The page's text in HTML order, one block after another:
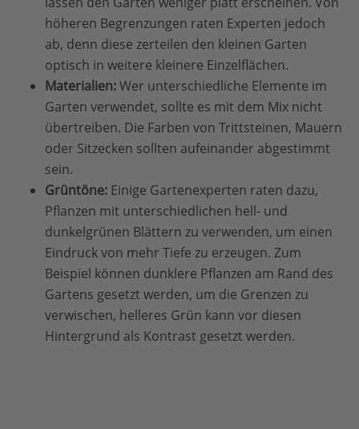
höheren Begrenzungen raten Experten jedoch
ab, denn diese zerteilen den kleinen Garten
optisch in weitere kleinere Einzelflächen.
Materialien:Wer unterschiedliche Elemente im
Garten verwendet, sollte es mit dem Mix nicht
übertreiben. Die Farben von Trittsteinen, Mauern
oder Sitzecken sollten aufeinander abgestimmt
sein.
Grüntöne: Einige Gartenexperten raten dazu,
Pflanzen mit unterschiedlichen hell- und
dunkelgrünen Blättern zu verwenden, um einen
Eindruck von mehr Tiefe zu erzeugen. Zum
Beispiel können dunklere Pflanzen am Rand des
Gartens gesetzt werden, um die Grenzen zu
verwischen, helleres Grün kann vor diesen
Hintergrund als Kontrast gesetzt werden.